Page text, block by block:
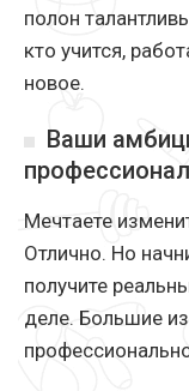
полон
кто учится,
новое.
Ваши
Мечтаете
Отлично. Но
получите
деле. Большие